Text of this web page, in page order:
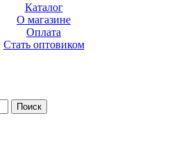
Каталог
О магазине
Оплата
Стать оптовиком
Поиск